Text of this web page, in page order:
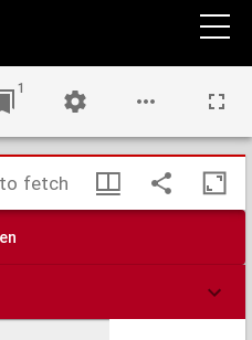
1
to fetch